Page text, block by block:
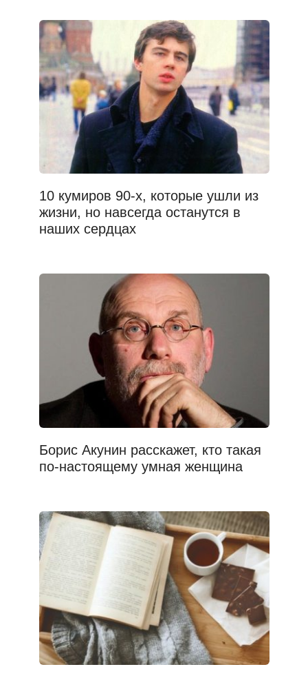
10 кумиров 90-х, которые ушли из
жизни, но навсегда останутся в
наших сердцах
Борис Акунин расскажет, кто такая
по-настоящему умная женщина